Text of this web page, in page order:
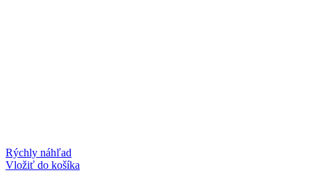
Rýchly náhľad
Vložiť do košíka